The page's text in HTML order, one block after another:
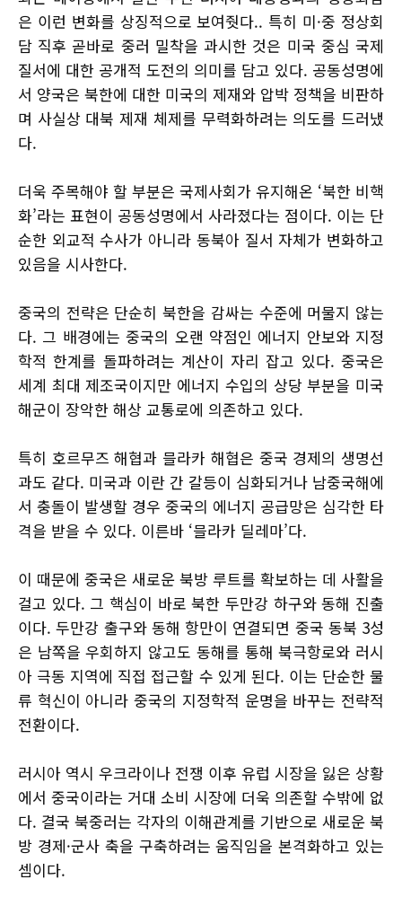
은 이런 변화를 상징적으로 보여줫다.. 특히 미·중 정상회
담 직후 곧바로 중러 밀착을 과시한 것은 미국 중심 국제
질서에 대한 공개적 도전의 의미를 담고 있다. 공동성명에
서 양국은 북한에 대한 미국의 제재와 압박 정책을 비판하
며 사실상 대북 제재 체제를 무력화하려는 의도를 드러냈
다.
더욱 주목해야 할 부분은 국제사회가 유지해온 ‘북한 비핵
화’라는 표현이 공동성명에서 사라졌다는 점이다. 이는 단
순한 외교적 수사가 아니라 동북아 질서 자체가 변화하고
있음을 시사한다.
중국의 전략은 단순히 북한을 감싸는 수준에 머물지 않는
다. 그 배경에는 중국의 오랜 약점인 에너지 안보와 지정
학적 한계를 돌파하려는 계산이 자리 잡고 있다. 중국은
세계 최대 제조국이지만 에너지 수입의 상당 부분을 미국
해군이 장악한 해상 교통로에 의존하고 있다.
특히 호르무즈 해협과 믈라카 해협은 중국 경제의 생명선
과도 같다. 미국과 이란 간 갈등이 심화되거나 남중국해에
서 충돌이 발생할 경우 중국의 에너지 공급망은 심각한 타
격을 받을 수 있다. 이른바 ‘믈라카 딜레마’다.
이 때문에 중국은 새로운 북방 루트를 확보하는 데 사활을
걸고 있다. 그 핵심이 바로 북한 두만강 하구와 동해 진출
이다. 두만강 출구와 동해 항만이 연결되면 중국 동북 3성
은 남쪽을 우회하지 않고도 동해를 통해 북극항로와 러시
아 극동 지역에 직접 접근할 수 있게 된다. 이는 단순한 물
류 혁신이 아니라 중국의 지정학적 운명을 바꾸는 전략적
전환이다.
러시아 역시 우크라이나 전쟁 이후 유럽 시장을 잃은 상황
에서 중국이라는 거대 소비 시장에 더욱 의존할 수밖에 없
다. 결국 북중러는 각자의 이해관계를 기반으로 새로운 북
방 경제·군사 축을 구축하려는 움직임을 본격화하고 있는
셈이다.